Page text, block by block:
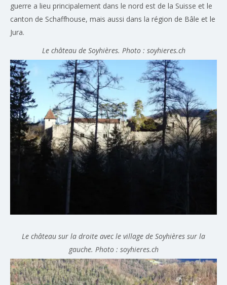
guerre a lieu principalement dans le nord est de la Suisse et le
canton de Schaffhouse, mais aussi dans la région de Bâle et le
Jura.
Le château de Soyhières. Photo : soyhieres.ch
Le château sur la droite avec le village de Soyhières sur la
gauche. Photo : soyhieres.ch